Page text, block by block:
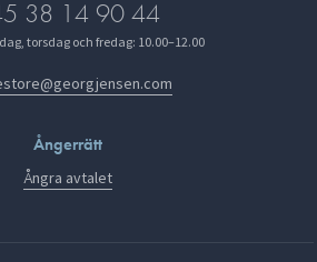
38 14 90 44
torsdag och fredag: 10.00–12.00
Ångerrätt
Ångra avtalet